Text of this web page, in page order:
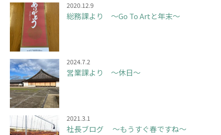
2020.12.9
総務課より ～Go To Artと年末～
2024.7.2
営業課より ～休日～
2021.3.1
社長ブログ ～もうすぐ春ですね～